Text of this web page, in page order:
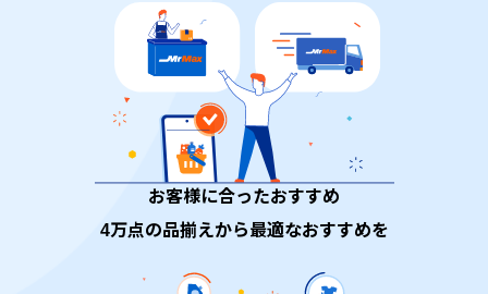
お客様に合ったおすすめ
4万点の品揃えから最適なおすすめを